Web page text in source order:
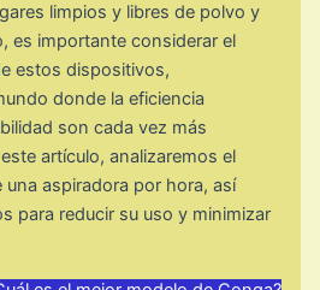
limpios y libres de polvo y
es importante considerar el
estos dispositivos,
donde la eficiencia
son cada vez más
artículo, analizaremos el
aspiradora por hora, así
para reducir su uso y minimizar